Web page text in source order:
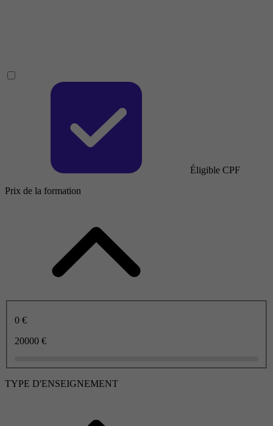
Éligible CPF
Prix de la formation
0 €
20000 €
TYPE D'ENSEIGNEMENT